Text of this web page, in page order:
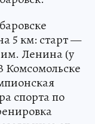
5 км: старт —
им. Ленина (у
Комсомольске
спорта по